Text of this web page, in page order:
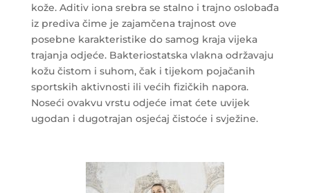
kože. Aditiv iona srebra se stalno i trajno oslobađa
iz prediva čime je zajamčena trajnost ove
posebne karakteristike do samog kraja vijeka
trajanja odjeće. Bakteriostatska vlakna održavaju
kožu čistom i suhom, čak i tijekom pojačanih
sportskih aktivnosti ili većih fizičkih napora.
Noseći ovakvu vrstu odjeće imat ćete uvijek
ugodan i dugotrajan osjećaj čistoće i svježine.